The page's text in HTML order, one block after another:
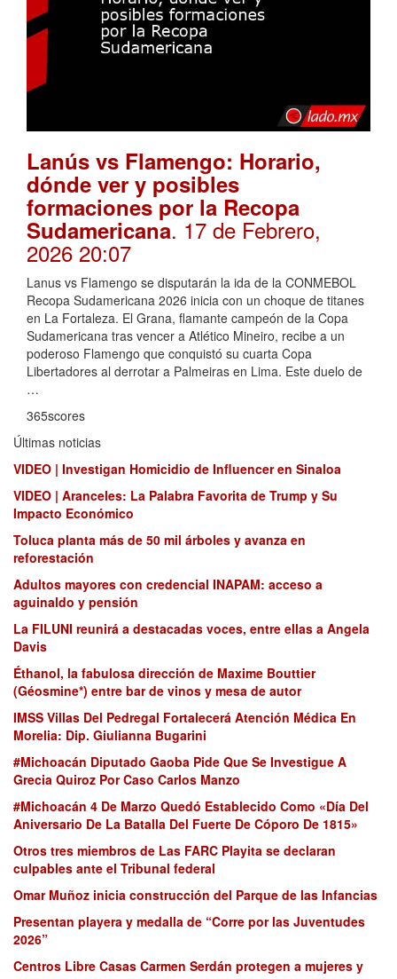
Lanús vs Flamengo: Horario,
dónde ver y posibles
formaciones por la Recopa
Sudamericana. 17 de Febrero,
2026 20:07
Lanus vs Flamengo se disputarán la ida de la CONMEBOL
Recopa Sudamericana 2026 inicia con un choque de titanes
en La Fortaleza. El Grana, flamante campeón de la Copa
Sudamericana tras vencer a Atlético Mineiro, recibe a un
poderoso Flamengo que conquistó su cuarta Copa
Libertadores al derrotar a Palmeiras en Lima. Este duelo de
…
365scores
Últimas noticias
VIDEO | Investigan Homicidio de Influencer en Sinaloa
VIDEO | Aranceles: La Palabra Favorita de Trump y Su
Impacto Económico
Toluca planta más de 50 mil árboles y avanza en
reforestación
Adultos mayores con credencial INAPAM: acceso a
aguinaldo y pensión
La FILUNI reunirá a destacadas voces, entre ellas a Angela
Davis
Éthanol, la fabulosa dirección de Maxime Bouttier
(Géosmine*) entre bar de vinos y mesa de autor
IMSS Villas Del Pedregal Fortalecerá Atención Médica En
Morelia: Dip. Giulianna Bugarini
#Michoacán Diputado Gaoba Pide Que Se Investigue A
Grecia Quiroz Por Caso Carlos Manzo
#Michoacán 4 De Marzo Quedó Establecido Como «Día Del
Aniversario De La Batalla Del Fuerte De Cóporo De 1815»
Otros tres miembros de Las FARC Playita se declaran
culpables ante el Tribunal federal
Omar Muñoz inicia construcción del Parque de las Infancias
Presentan playera y medalla de “Corre por las Juventudes
2026”
Centros Libre Casas Carmen Serdán protegen a mujeres y